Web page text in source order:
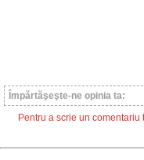
Împărtăşeşte-ne opinia ta:
Pentru a scrie un